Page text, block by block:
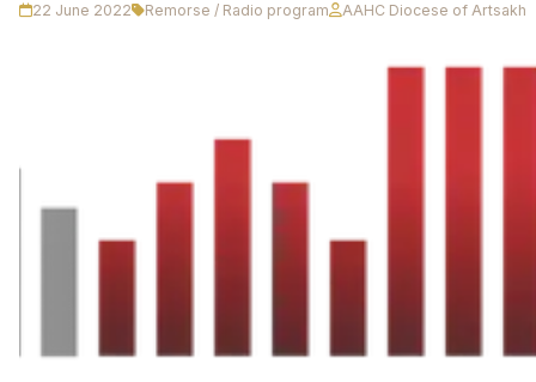
22 June 2022 Remorse / Radio program AAHC Diocese of Artsakh